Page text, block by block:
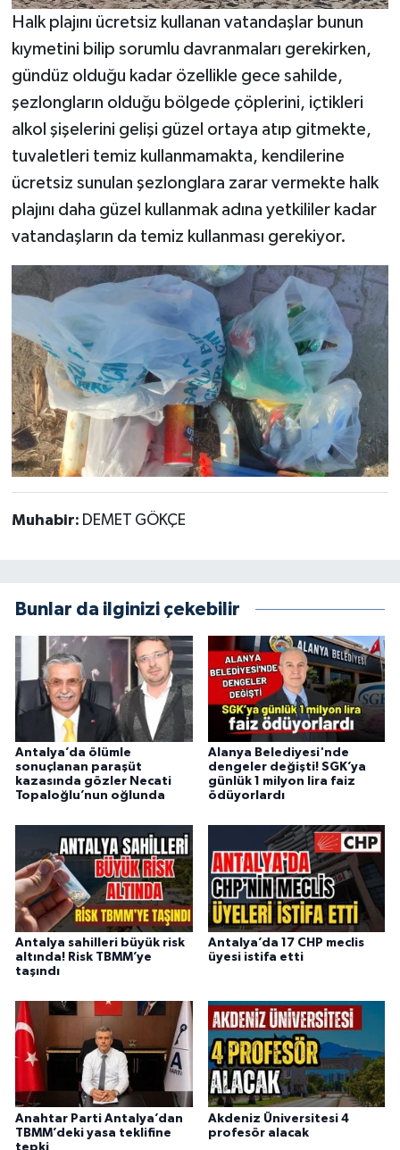
Halk plajını ücretsiz kullanan vatandaşlar bunun
kıymetini bilip sorumlu davranmaları gerekirken,
gündüz olduğu kadar özellikle gece sahilde,
şezlongların olduğu bölgede çöplerini, içtikleri
alkol şişelerini gelişi güzel ortaya atıp gitmekte,
tuvaletleri temiz kullanmamakta, kendilerine
ücretsiz sunulan şezlonglara zarar vermekte halk
plajını daha güzel kullanmak adına yetkililer kadar
vatandaşların da temiz kullanması gerekiyor.
Muhabir: DEMET GÖKÇE
Bunlar da ilginizi çekebilir
Antalya’da ölümle
sonuçlanan paraşüt
kazasında gözler Necati
Topaloğlu’nun oğlunda
Alanya Belediyesi'nde
dengeler değişti! SGK’ya
günlük 1 milyon lira faiz
ödüyorlardı
Antalya sahilleri büyük risk
altında! Risk TBMM’ye
taşındı
Antalya’da 17 CHP meclis
üyesi istifa etti
Anahtar Parti Antalya’dan
TBMM’deki yasa teklifine
tepki
Akdeniz Üniversitesi 4
profesör alacak